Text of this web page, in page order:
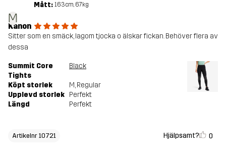
M
Mått: 163cm, 67kg
Kanon
Sitter som en smäck, lagom tjocka o älskar fickan. Behöver flera av
dessa
Summit Core
Tights
Black
Köpt storlek M, Regular
Upplevd storlek Perfekt
Längd
Perfekt
Artikelnr 10721 Hjälpsamt? 0